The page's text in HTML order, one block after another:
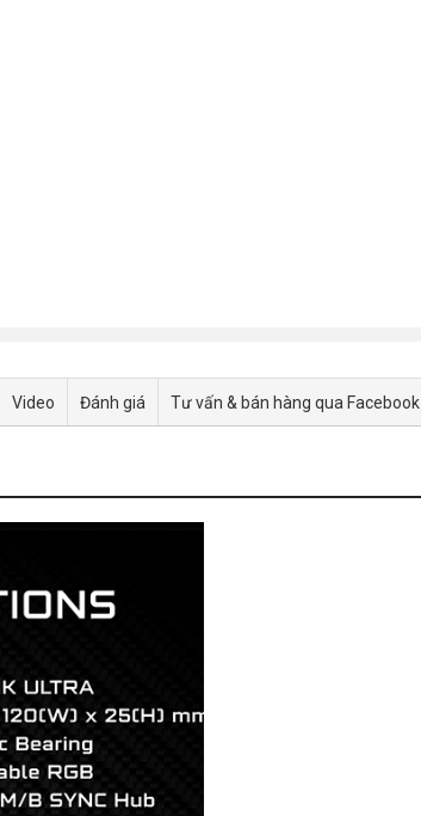
Video Đánh giá Tư vấn & bán hàng qua Facebook